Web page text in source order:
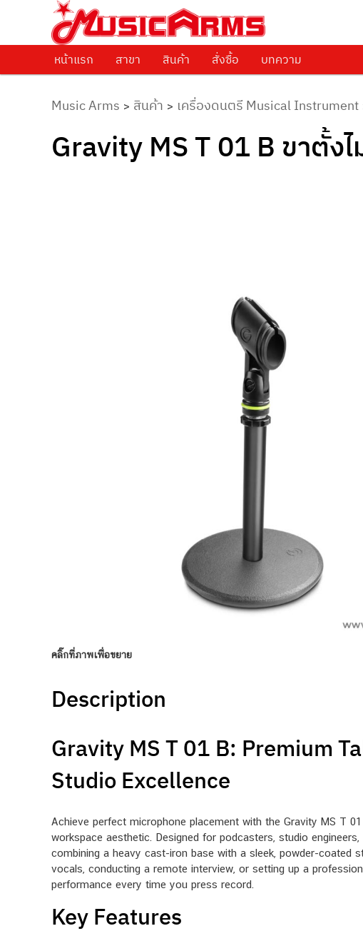
Music Arms
ศูนย์รวมครื่องดนตรีทุกชนิด ตั้งแต่เริ่มต้นถึงมืออาชีพ
Skip to primary content
หน้าแรก สาขา สินค้า สั่งซื้อ บทความ
Music Arms > สินค้า > เครื่องดนตรี Musical Instrument
Gravity MS T 01 B ขาตั้งไ
คลิ๊กที่ภาพเพื่อขยาย
Description
Gravity MS T 01 B: Premium
Studio Excellence
Achieve perfect microphone placement with the Gravity MS T
workspace aesthetic. Designed for podcasters, studio
combining a heavy cast-iron base with a sleek, powder-coated
vocals, conducting a remote interview, or setting up a
performance every time you press record.
Key Features